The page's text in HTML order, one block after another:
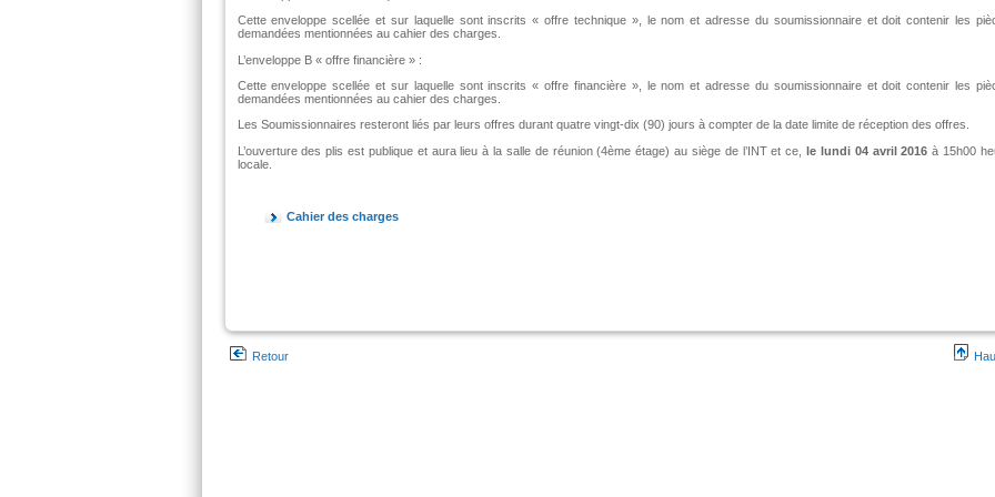
Cette enveloppe scellée et sur laquelle sont inscrits « offre technique », le nom et adresse du soumissionnaire et doit contenir les
demandées mentionnées au cahier des charges.
L’enveloppe B « offre financière » :
Cette enveloppe scellée et sur laquelle sont inscrits « offre financière », le nom et adresse du soumissionnaire et doit contenir les
demandées mentionnées au cahier des charges.
Les Soumissionnaires resteront liés par leurs offres durant quatre vingt-dix (90) jours à compter de la date limite de réception des offres.
L’ouverture des plis est publique et aura lieu à la salle de réunion (4ème étage) au siège de l’INT et ce,le lundi 04 avril 2016 à 15h00
locale.
Cahier des charges
Retour